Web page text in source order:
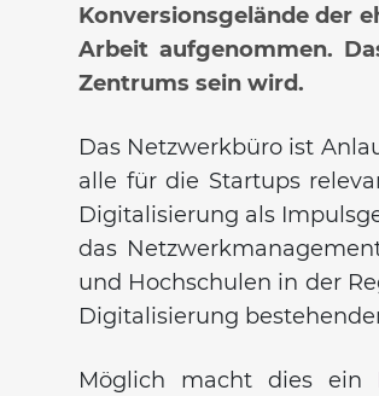
Konversionsgelände der
Arbeit aufgenommen.
Zentrums sein wird.
Das Netzwerkbüro ist
alle für die Startups
Digitalisierung als
das
und Hochschulen in der
Digitalisierung
Möglich macht dies ein